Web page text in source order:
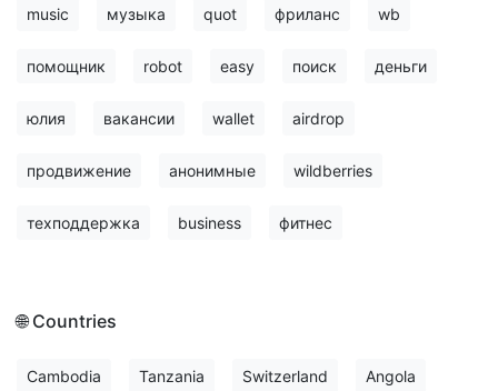
music музыка quot фриланс wb
помощник robot easy поиск деньги
юлия вакансии wallet airdrop
продвижение анонимные wildberries
техподдержка business фитнес
🌐 Countries
Cambodia Tanzania Switzerland Angola